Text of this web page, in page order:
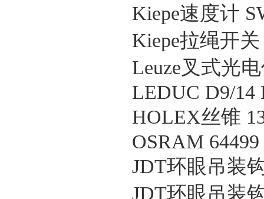
Kiepe速度计
Kiepe拉绳开关
Leuze叉式光
LEDUC D9/
HOLEX丝锥
OSRAM 64499
JDT环眼吊装
JDT环眼吊装